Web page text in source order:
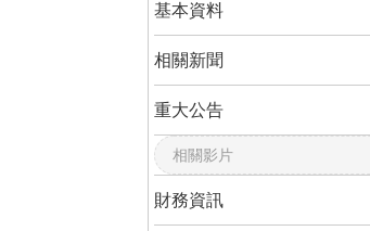
基本資料
相關新聞
重大公告
相關影片
財務資訊